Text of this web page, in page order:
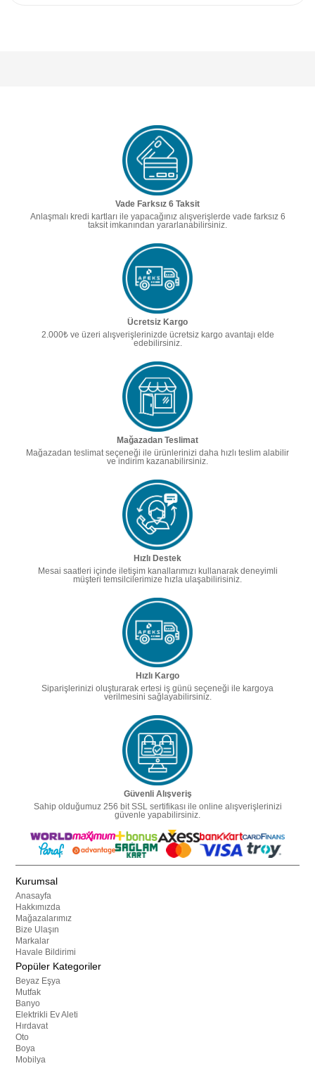
Vade Farksız 6 Taksit
Anlaşmalı kredi kartları ile yapacağınız alışverişlerde vade farksız 6
taksit imkanından yararlanabilirsiniz.
Ücretsiz Kargo
2.000₺ ve üzeri alışverişlerinizde ücretsiz kargo avantajı elde
edebilirsiniz.
Mağazadan Teslimat
Mağazadan teslimat seçeneği ile ürünlerinizi daha hızlı teslim alabilir
ve indirim kazanabilirsiniz.
Hızlı Destek
Mesai saatleri içinde iletişim kanallarımızı kullanarak deneyimli
müşteri temsilcilerimize hızla ulaşabilirisiniz.
Hızlı Kargo
Siparişlerinizi oluşturarak ertesi iş günü seçeneği ile kargoya
verilmesini sağlayabilirsiniz.
Güvenli Alışveriş
Sahip olduğumuz 256 bit SSL sertifikası ile online alışverişlerinizi
güvenle yapabilirsiniz.
Kurumsal
Anasayfa
Hakkımızda
Mağazalarımız
Bize Ulaşın
Markalar
Havale Bildirimi
Popüler Kategoriler
Beyaz Eşya
Mutfak
Banyo
Elektrikli Ev Aleti
Hırdavat
Oto
Boya
Mobilya